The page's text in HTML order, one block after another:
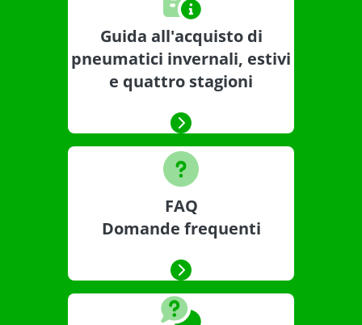
Guida all'acquisto di
pneumatici invernali, estivi
e quattro stagioni
FAQ
Domande frequenti